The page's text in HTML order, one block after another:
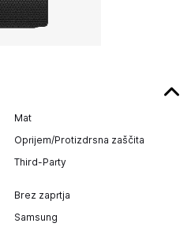
Mat
Oprijem/Protizdrsna zaščita
Third-Party
Brez zaprtja
Samsung